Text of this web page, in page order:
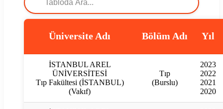
Üniversite Adı Bölüm Adı Yıl
İSTANBUL AREL
ÜNİVERSİTESİ
Tıp Fakültesi (İSTANBUL)
(Vakıf)
Tıp
(Burslu)
2023
2022
2021
2020